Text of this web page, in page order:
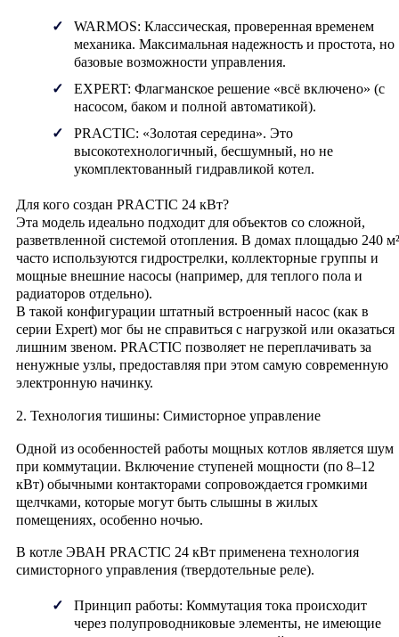
WARMOS: Классическая, проверенная временем
механика. Максимальная надежность и простота, но
базовые возможности управления.
EXPERT: Флагманское решение «всё включено» (с
насосом, баком и полной автоматикой).
PRACTIC: «Золотая середина». Это
высокотехнологичный, бесшумный, но не
укомплектованный гидравликой котел.
Для кого создан PRACTIC 24 кВт?
Эта модель идеально подходит для объектов со сложной,
разветвленной системой отопления. В домах площадью 240 м²
часто используются гидрострелки, коллекторные группы и
мощные внешние насосы (например, для теплого пола и
радиаторов отдельно).
В такой конфигурации штатный встроенный насос (как в
серии Expert) мог бы не справиться с нагрузкой или оказаться
лишним звеном. PRACTIC позволяет не переплачивать за
ненужные узлы, предоставляя при этом самую современную
электронную начинку.
2. Технология тишины: Симисторное управление
Одной из особенностей работы мощных котлов является шум
при коммутации. Включение ступеней мощности (по 8–12
кВт) обычными контакторами сопровождается громкими
щелчками, которые могут быть слышны в жилых
помещениях, особенно ночью.
В котле ЭВАН PRACTIC 24 кВт применена технология
симисторного управления (твердотельные реле).
Принцип работы: Коммутация тока происходит
через полупроводниковые элементы, не имеющие